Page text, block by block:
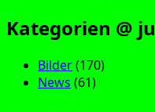
Kategorien @
Bilder(170)
News (61)